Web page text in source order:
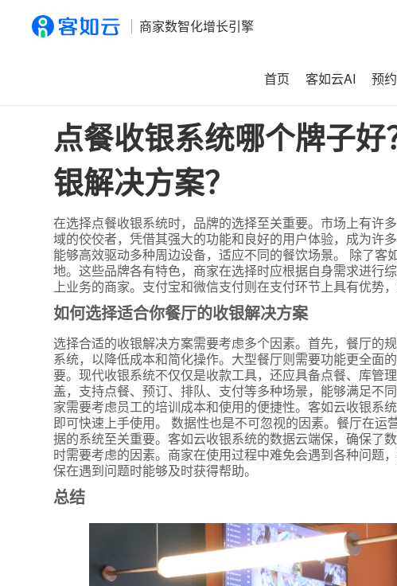
商家数智化增长引擎
首页 客如云AI 预
点餐收银系统哪个牌子
银解决方案？
在选择点餐收银系统时，品牌的选择至关重要。市场上有许
域的佼佼者，凭借其强大的功能和良好的用户体验，成为许
能够高效驱动多种周边设备，适应不同的餐饮场景。 除了
地。这些品牌各有特色，商家在选择时应根据自身需求进行
上业务的商家。支付宝和微信支付则在支付环节上具有优势
如何选择适合你餐厅的收银解决方案
选择合适的收银解决方案需要考虑多个因素。首先，餐厅的
系统，以降低成本和简化操作。大型餐厅则需要功能更全面
要。现代收银系统不仅仅是收款工具，还应具备点餐、库管
盖，支持点餐、预订、排队、支付等多种场景，能够满足不
家需要考虑员工的培训成本和使用的便捷性。客如云收银系
即可快速上手使用。 数据性也是不可忽视的因素。餐厅在
据的系统至关重要。客如云收银系统的数据云端保，确保了
时需要考虑的因素。商家在使用过程中难免会遇到各种问题
保在遇到问题时能够及时获得帮助。
总结